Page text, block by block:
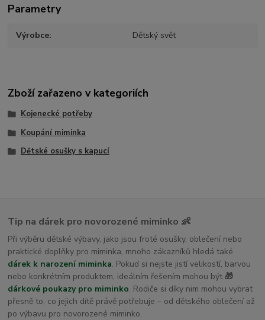
Parametry
Výrobce Dětský svět
Zboží zařazeno v kategoriích
Kojenecké potřeby
Koupání miminka
Dětské osušky s kapucí
Tip na dárek pro novorozené miminko 👶
Při výběru dětské výbavy, jako jsou froté osušky, oblečení nebo
praktické doplňky pro miminka, mnoho zákazníků hledá také
dárek k narození miminka. Pokud si nejste jistí velikostí, barvou
nebo konkrétním produktem, ideálním řešením mohou být 🎁
dárkové poukazy pro miminko. Rodiče si díky nim mohou vybrat
přesně to, co jejich dítě právě potřebuje – od dětského oblečení až
po výbavu pro novorozené miminko.